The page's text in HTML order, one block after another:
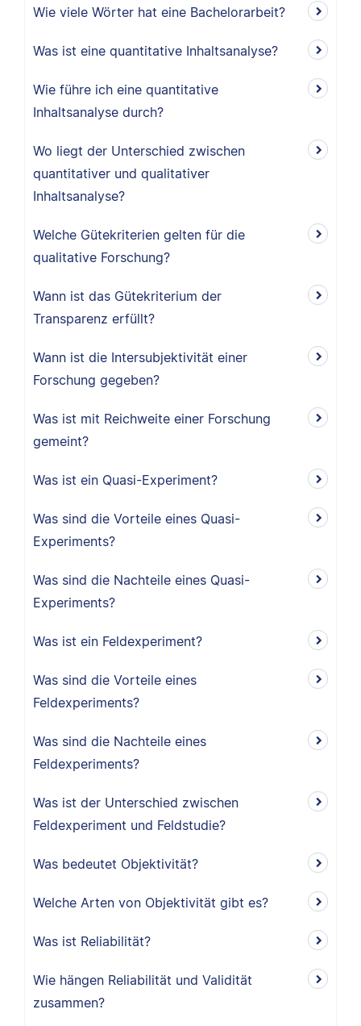
Wie viele Wörter hat eine Bachelorarbeit?
Was ist eine quantitative Inhaltsanalyse?
Wie führe ich eine quantitative
Inhaltsanalyse durch?
Wo liegt der Unterschied zwischen
quantitativer und qualitativer
Inhaltsanalyse?
Welche Gütekriterien gelten für die
qualitative Forschung?
Wann ist das Gütekriterium der
Transparenz erfüllt?
Wann ist die Intersubjektivität einer
Forschung gegeben?
Was ist mit Reichweite einer Forschung
gemeint?
Was ist ein Quasi-Experiment?
Was sind die Vorteile eines Quasi-
Experiments?
Was sind die Nachteile eines Quasi-
Experiments?
Was ist ein Feldexperiment?
Was sind die Vorteile eines
Feldexperiments?
Was sind die Nachteile eines
Feldexperiments?
Was ist der Unterschied zwischen
Feldexperiment und Feldstudie?
Was bedeutet Objektivität?
Welche Arten von Objektivität gibt es?
Was ist Reliabilität?
Wie hängen Reliabilität und Validität
zusammen?